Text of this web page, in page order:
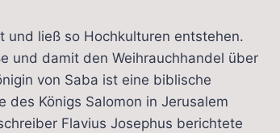
und ließ so Hochkulturen entstehen.
und damit den Weihrauchhandel über
von Saba ist eine biblische
des Königs Salomon in Jerusalem
Flavius Josephus berichtete